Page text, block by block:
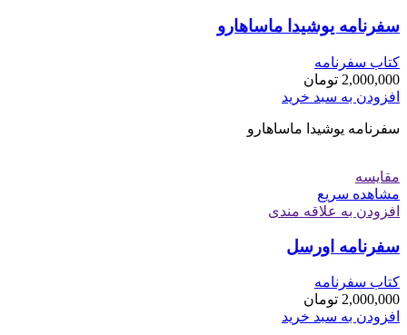
سفرنامه یوشیدا ماساهارو
کتاب سفرنامه
2,000,000 تومان
افزودن به سبد خرید
سفرنامه یوشیدا ماساهارو
مقایسه
مشاهده سریع
افزودن به علاقه مندی
سفرنامه اورسل
کتاب سفرنامه
2,000,000 تومان
افزودن به سبد خرید